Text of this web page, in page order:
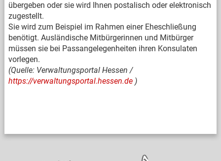
übergeben oder sie wird Ihnen postalisch oder elektronisch
zugestellt.
Sie wird zum Beispiel im Rahmen einer Eheschließung
benötigt. Ausländische Mitbürgerinnen und Mitbürger
müssen sie bei Passangelegenheiten ihren Konsulaten
vorlegen.
(Quelle: Verwaltungsportal Hessen /
https://verwaltungsportal.hessen.de )